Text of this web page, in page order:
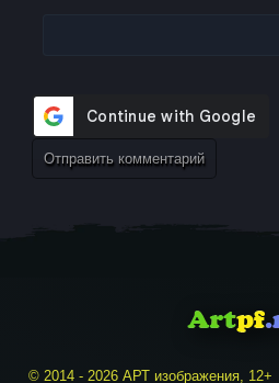
© 2014 - 2026 АРТ изображения, 12+